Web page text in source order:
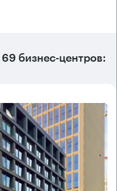
69 бизнес-центров: